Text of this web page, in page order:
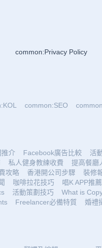
common:Privacy Policy
common:SEO
推介 Facebook廣告比較
活
私人健身教練收費
提高餐廳
攻略 香港開公司步驟
裝修
咖啡拉花技巧
唱K APP推薦
活動策劃技巧
What is
Freelancer必備特質 婚禮